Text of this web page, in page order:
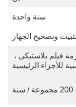
سنة واحدة
وتصحيح الجهاز
امتداد فيلم ، حزمة فيلم بلاستيكي ،
للأجزاء الرئيسية
200 مجموعة / سنة